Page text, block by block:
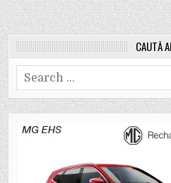
CAUTĂ
Search
for: